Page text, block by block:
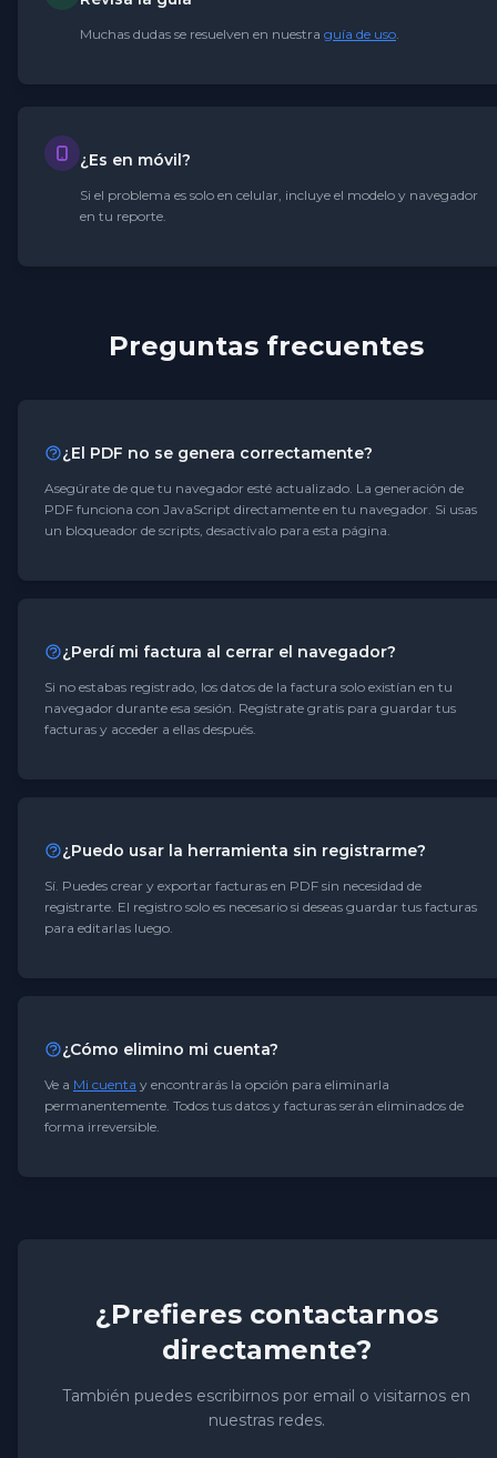
Muchas dudas se resuelven en nuestra guía de uso.
¿Es en móvil?
Si el problema es solo en celular, incluye el modelo y navegador
en tu reporte.
Preguntas frecuentes
¿El PDF no se genera correctamente?
Asegúrate de que tu navegador esté actualizado. La generación de
PDF funciona con JavaScript directamente en tu navegador. Si usas
un bloqueador de scripts, desactívalo para esta página.
¿Perdí mi factura al cerrar el navegador?
Si no estabas registrado, los datos de la factura solo existían en tu
navegador durante esa sesión. Regístrate gratis para guardar tus
facturas y acceder a ellas después.
¿Puedo usar la herramienta sin registrarme?
Sí. Puedes crear y exportar facturas en PDF sin necesidad de
registrarte. El registro solo es necesario si deseas guardar tus facturas
para editarlas luego.
¿Cómo elimino mi cuenta?
Ve a Mi cuenta y encontrarás la opción para eliminarla
permanentemente. Todos tus datos y facturas serán eliminados de
forma irreversible.
¿Prefieres contactarnos
directamente?
También puedes escribirnos por email o visitarnos en
nuestras redes.